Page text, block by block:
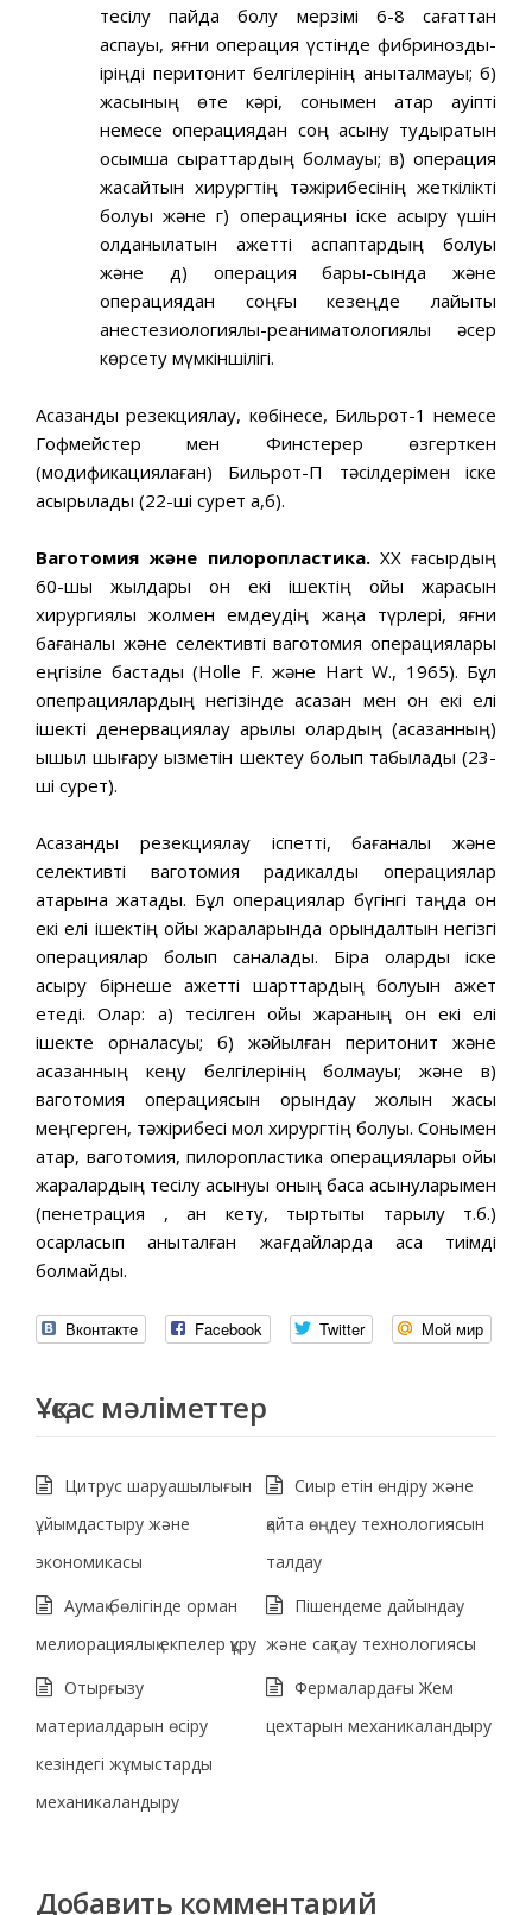
тесілу пайда болу мерзімі 6-8 сағаттан
аспауы, яғни опера­ция үстінде фибринозды-
іріңді перитонит белгілерінің анықталмауы; б)
жасының өте кәрі, сонымен қатар қауіпті
немесе операциядан соң асқыну тудыратын
қосымша сырқаттардың болмауы; в) опе­рация
жасайтын хирургтің тәжірибесінің жеткілікті
болуы және г) операцияны іске асыру үшін
қолданылатын қажетті аспаптардың болуы
және д) операция бары-сында және
операциядан соңғы кезеңде лайықты
анестезиологиялық-реаниматологиялық әсер
көрсету мүмкіншілігі.
Асқазанды резекциялау, көбінесе, Бильрот-1 немесе
Гофмейстер мен Финстерер өзгерткен
(модификациялаған) Бильрот-П тәсілдерімен іске
асырылады (22-ші сурет а,б).
Ваготомия және пилоропластика.XX ғасырдың
60-шы жылдары он екі ішектің ойық жарасын
хирургиялық жолмен емдеудің жаңа түрлері, яғни
бағаналы және селективті ваготомия операциялары
еңгізіле бастады (Holle F. және Hart W., 1965). Бұл
опепрациялардың негізінде асқазан мен он екі елі
ішекті денервациялау арқылы олардың (асқазанның)
қышқыл шығару қызметін шектеу болып табыла­ды (23-
ші сурет).
Асқазанды резекциялау іспетті, бағаналы және
селективті ваготомия радикалды операциялар
қатарына жатады. Бұл операциялар бүгінгі таңда он
екі елі ішектің ойық жараларында орындалтын негізгі
опе­рациялар болып саналады. Бірақ оларды іске
асыру бірнеше қажетті шарттардың болуын қажет
етеді. Олар: а) тесілген ойық жараның он екі елі
ішекте орналасуы; б) жәйылған перитонит және
асқазанның кеңу белгілерінің болмауы; және в)
ваготомия операциясын орындау жолын жақсы
меңгерген, тәжірибесі мол хирургтің болуы. Сонымен
қатар, ваготомия, пилоропластика операциялары ойық
жаралардың тесілу асқынуы оның басқа асқынуларымен
(пенетрация , қан кету, тыртықты тарылу т.б.)
қосарласып анықталған жағдайларда аса тиімді
болмайды.
Вконтакте Facebook Twitter Мой мир
Ұқсас мәліметтер
Цитрус шаруашылығын
ұйымдастыру және
экономикасы
Сиыр етін өндіру және
қайта өңдеу технологиясын
талдау
Аумақ бөлігінде орман
мелиорациялық екпелер құру
Пішендеме дайындау
және сақтау технологиясы
Отырғызу
материалдарын өсіру
кезіндегі жұмыстарды
механикаландыру
Фермалардағы Жем
цехтарын механикаландыру
Добавить комментарий